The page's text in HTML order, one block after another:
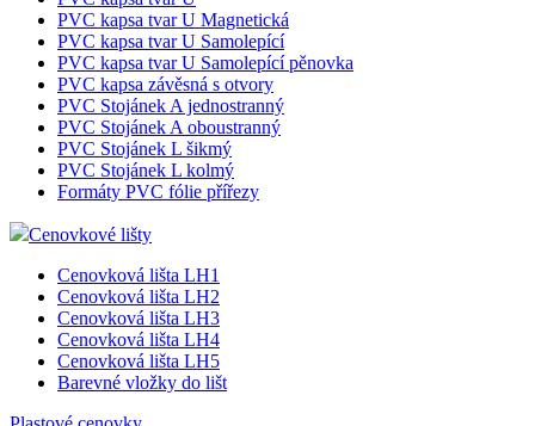
PVC kapsa tvar C Samolepící pěnovka
PVC kapsa závěsná
PVC kapsa tvar O
PVC kapsa tvar O Magnetická
PVC kapsa tvar O Samolepící
PVC kapsa tvar O Samolepící pěnovka
PVC kapsa závěsná nýtovaná
PVC kapsa tvar U
PVC kapsa tvar U Magnetická
PVC kapsa tvar U Samolepící
PVC kapsa tvar U Samolepící pěnovka
PVC kapsa závěsná s otvory
PVC Stojánek A jednostranný
PVC Stojánek A oboustranný
PVC Stojánek L šikmý
PVC Stojánek L kolmý
Formáty PVC fólie přířezy
Cenovkové lišty